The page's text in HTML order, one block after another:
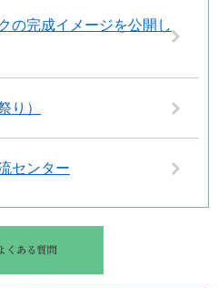
の完成イメージを公開し
り）
センター